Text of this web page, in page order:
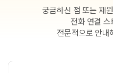
궁금하신 점 또는 재
전화 연결 스
전문적으로 안내